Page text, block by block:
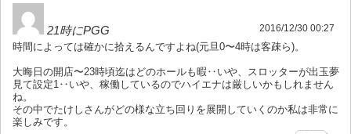
21時にPGG 2016/12/30 00:27
時間によっては確かに拾えるんですよね(元旦0〜4時は客疎ら)。
大晦日の開店〜23時頃迄はどのホールも暇‥いや、スロッターが出玉夢
見て設定1‥いや、稼働しているのでハイエナは厳しいかもしれません
ね。
その中でたけしさんがどの様な立ち回りを展開していくのか私は非常に
楽しみです。